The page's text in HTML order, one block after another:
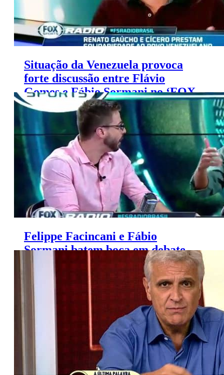
Situação da Venezuela provoca
forte discussão entre Flávio
Gomes e Fábio Sormani no ‘FOX
Sports Rádio’
Felippe Facincani e Fábio
Sormani batem boca em debate
sobre camisa do Flamengo